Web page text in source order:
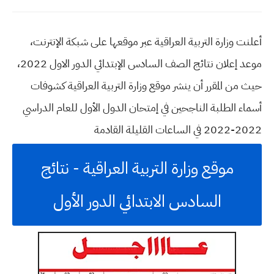
أعلنت وزارة التربية العراقية عبر موقعها على شبكة الإنترنت،
موعد إعلان نتائج الصف السادس الإبتدائي الدور الاول 2022،
حيث من المقرر أن ينشر موقع وزارة التربية العراقية كشوفات
أسماء الطلبة الناجحين في إمتحان الدول الأول للعام الدراسي
2022-2022 في الساعات القليلة القادمة
موقع وزارة التربية العراقية - نتائج
السادس الابتدائي الدور الأول